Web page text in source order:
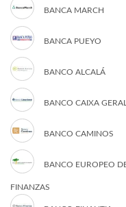
BANCA MARCH
BANCA PUEYO
BANCO ALCALÁ
BANCO CAIXA GERAL
BANCO CAMINOS
BANCO EUROPEO
FINANZAS